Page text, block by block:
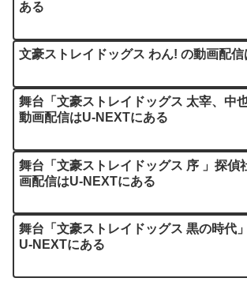
ある
文豪ストレイドッグス わん! の動画配
舞台「文豪ストレイドッグス 太宰、中
動画配信はU-NEXTにある
舞台「文豪ストレイドッグス 序 」探偵
画配信はU-NEXTにある
舞台「文豪ストレイドッグス 黒の時代
U-NEXTにある